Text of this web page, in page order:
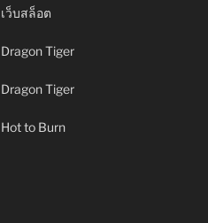
เว็บสล็อต
Dragon Tiger
Dragon Tiger
Hot to Burn